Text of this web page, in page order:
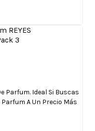
Parfum. Ideal Si Buscas
A Un Precio Más